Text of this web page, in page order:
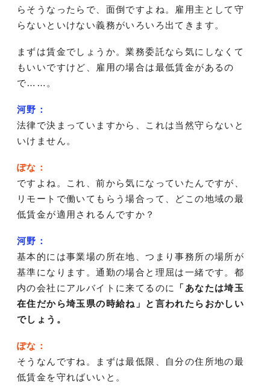
らそうなったらで、面倒ですよね。雇用主として守
らないといけない義務がいろいろ出てきます。
まずは賃金でしょうか。業務委託なら気にしなくて
もいいですけど、雇用の場合は最低賃金があるの
で……。
河野：
法律で決まっていますから、これは当然守らないと
いけません。
ぽな：
ですよね。これ、前から気になっていたんですが、
リモートで働いてもらう場合って、どこの地域の最
低賃金が適用されるんですか？
河野：
基本的には事業場の所在地、つまり事務所の場所が
基準になります。通勤の場合と理屈は一緒です。都
内の会社にアルバイトに来てるのに
「あなたは埼玉
在住だから埼玉県の時給ね」と言われたらおかしい
でしょう。
ぽな：
そうなんですね。まずは最低限、自分の住所地の最
低賃金を守ればいいと。